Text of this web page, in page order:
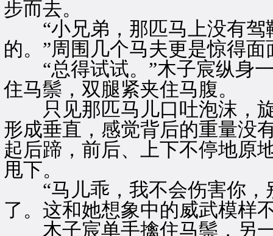
步而去。
“小兄弟，那匹马上没有驾
的。”周围几个马夫更是惊得面
“总得试试。”木子宸纵身一
住马鬃，双腿紧夹住马腹。
只见那匹马儿口吐泡沫，旋
形成垂直，感觉背后的重量没
起后蹄，前后、上下不停地原
甩下。
“马儿乖，我不会伤害你，
了。这和她想象中的威武模样
木子宸单手擒住马鬃，另一